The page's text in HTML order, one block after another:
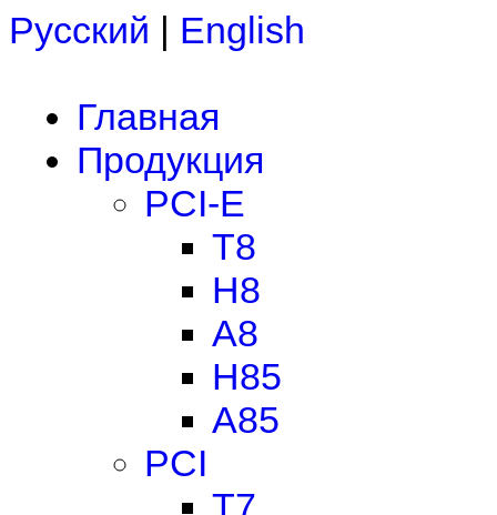
Русский | English
Главная
Продукция
PCI-E
T8
H8
A8
H85
A85
PCI
T7